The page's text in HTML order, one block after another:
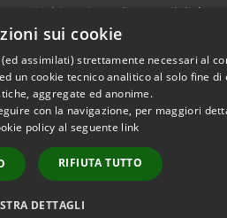
Dichiarazione di accessibilità
Whisteblowing
Copyright © 2026 • Comune di
sui cookie
assimilati) strettamente necessari al
un cookie tecnico analitico al solo fine di
aggregate ed anonime.
con la navigazione, per maggiori
policy al seguente link
RIFIUTA TUTTO
DETTAGLI